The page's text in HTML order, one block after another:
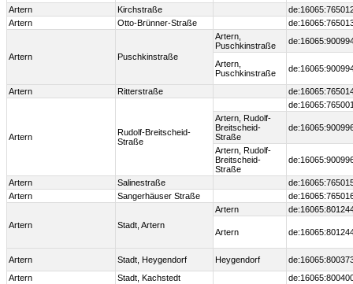
Artern
Kirchstraße
Artern
Otto-Brünner-Straße
Artern Puschkinstraße
Artern,
Puschkinstraße
Artern,
Puschkinstraße
Artern Ritterstraße
Artern
Rudolf-Breitscheid-
Straße
Artern, Rudolf-
Breitscheid-
Straße
Artern, Rudolf-
Breitscheid-
Straße
Artern Salinestraße
Artern
Sangerhäuser Straße
Artern Stadt, Artern
Artern
Artern
Artern Stadt, Heygendorf Heygendorf
Artern
Stadt, Kachstedt